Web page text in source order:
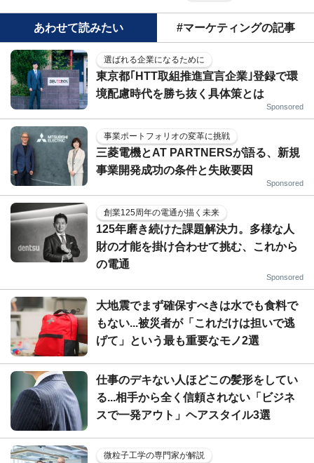
あわせて読みたい #マーケティングの記事
選ばれる企業になるために
東京都｢HTT取組推進宣言企業｣登録で環
境配慮時代を勝ち抜く具体策とは
Sponsored
事業ポートフォリオの変革に挑戦
三菱電機とAT PARTNERSが語る、新規
事業開発成功の条件と失敗要因
Sponsored
創業125周年の電通が描く未来
125年磨き続けた課題解決力。多様な人
財の才能を掛け合わせて挑む、これから
の電通
Sponsored
大地震でまず確保すべきは水でも食料で
もない...被災者が「これだけは担いで逃
げて」という最も重要なモノ2選
仕事のデキない人ほどこの髪形をしてい
る...相手から全く信頼されない「ビジネ
スで一発アウト」ヘアスタイル3選
微粒子工学の専門家が解説